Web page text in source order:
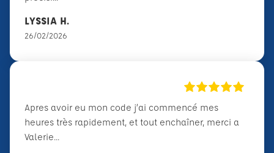
LYSSIA H.
26/02/2026
Apres avoir eu mon code j’ai commencé mes
heures très rapidement, et tout enchaîner, merci a
Valerie...